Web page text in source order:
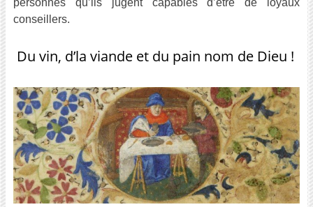
personnes qu’ils jugent capables d’être de loyaux
conseillers.
Du vin, d’la viande et du pain nom de Dieu !